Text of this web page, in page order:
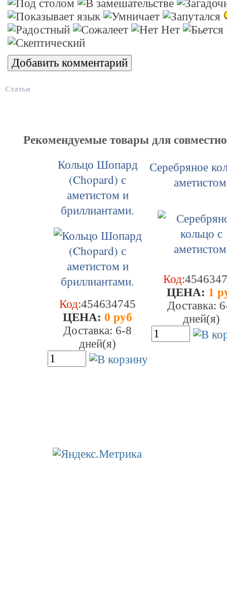
Статьи
Рекомендуемые товары для
Кольцо Шопард
(Chopard) с
аметистом и
бриллиантами.
Код:454634745
ЦEHA: 0 руб
Доставка: 6-8
дней(я)
Серебряное
Код:
ЦEHA: 1
Доставка:
дней(я)